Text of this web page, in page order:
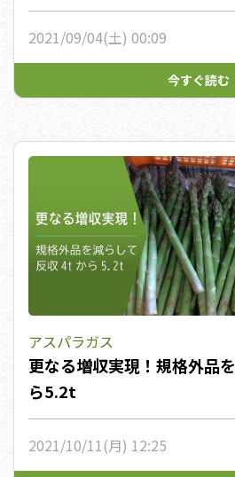
2021/09/04(土) 00:09
今すぐ読む
アスパラガス
更なる増収実現！規格外品
ら5.2t
2021/10/11(月) 12:25